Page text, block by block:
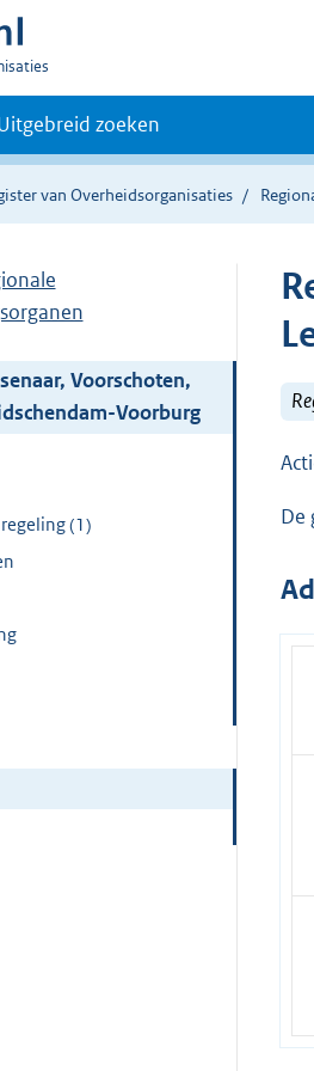
zoeken
van Overheidsorganisaties
Voorschoten,
Voorburg
(1)
De